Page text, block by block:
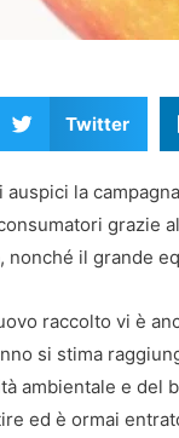
Twitter
la
grazie
nonché il grande
raccolto vi è
si stima
ambientale e del
ed è ormai